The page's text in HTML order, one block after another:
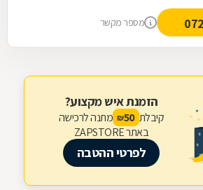
מספר מקשר
הזמנת איש מקצוע?
קיבלת 50
₪ מתנה לרכישה
באתר ZAPSTORE
לפרטי ההטבה